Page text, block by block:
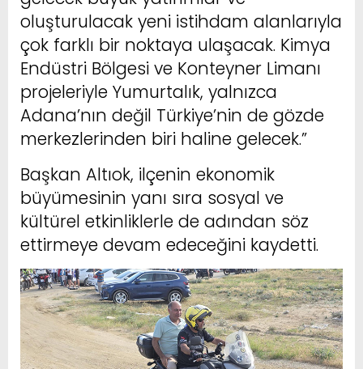
oluşturulacak yeni istihdam alanlarıyla
çok farklı bir noktaya ulaşacak. Kimya
Endüstri Bölgesi ve Konteyner Limanı
projeleriyle Yumurtalık, yalnızca
Adana’nın değil Türkiye’nin de gözde
merkezlerinden biri haline gelecek.”
Başkan Altıok, ilçenin ekonomik
büyümesinin yanı sıra sosyal ve
kültürel etkinliklerle de adından söz
ettirmeye devam edeceğini kaydetti.